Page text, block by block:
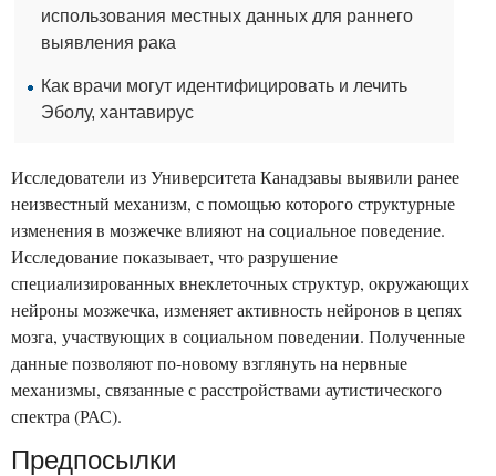
использования местных данных для раннего
выявления рака
Как врачи могут идентифицировать и лечить
Эболу, хантавирус
Исследователи из Университета Канадзавы выявили ранее
неизвестный механизм, с помощью которого структурные
изменения в мозжечке влияют на социальное поведение.
Исследование показывает, что разрушение
специализированных внеклеточных структур, окружающих
нейроны мозжечка, изменяет активность нейронов в цепях
мозга, участвующих в социальном поведении. Полученные
данные позволяют по-новому взглянуть на нервные
механизмы, связанные с расстройствами аутистического
спектра (РАС).
Предпосылки